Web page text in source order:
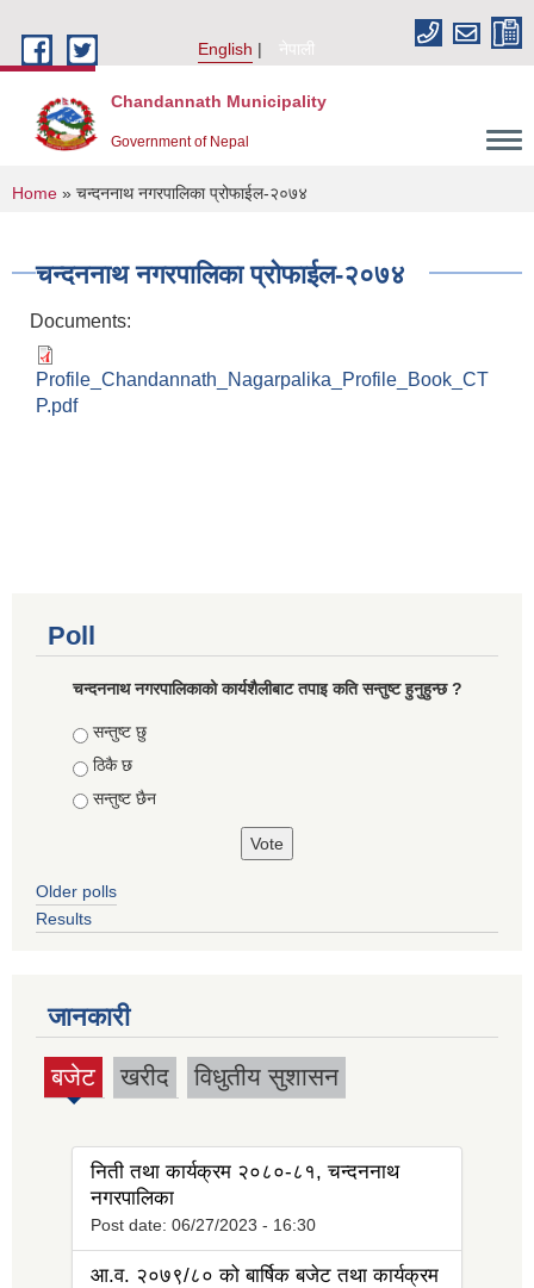
English
नेपाली
Chandannath Municipality
Government of Nepal
You are here
Home » चन्दननाथ नगरपालिका प्रोफाईल-२०७४
चन्दननाथ नगरपालिका प्रोफाईल-२०७४
Documents:
Profile_Chandannath_Nagarpalika_Profile_Book_CT
P.pdf
Poll
चन्दननाथ नगरपालिकाको कार्यशैलीबाट तपाइ कति सन्तुष्ट हुनुहुन्छ ?
Choices
सन्तुष्ट छु
ठिकै छ
सन्तुष्ट छैन
Older polls
Results
जानकारी
बजेट
(active
खरीद विधुतीय सुशासन
निती तथा कार्यक्रम २०८०-८१, चन्दननाथ
नगरपालिका
Post date: 06/27/2023 - 16:30
आ.व. २०७९/८० को बार्षिक बजेट तथा कार्यक्रम